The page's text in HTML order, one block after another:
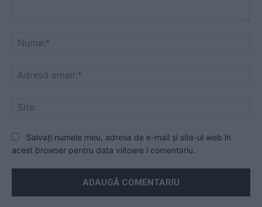
Salvați numele meu, adresa de e-mail și site-ul web în
acest browser pentru data viitoare i comentariu.